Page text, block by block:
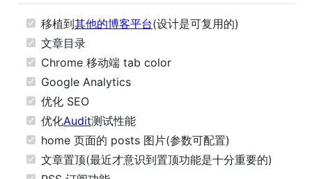
移植到其他的博客平台(设计是可复用的)
文章目录
Chrome 移动端 tab color
Google Analytics
优化 SEO
优化Audit测试性能
home 页面的 posts 图片(参数可配置)
文章置顶(最近才意识到置顶功能是十分重要的)